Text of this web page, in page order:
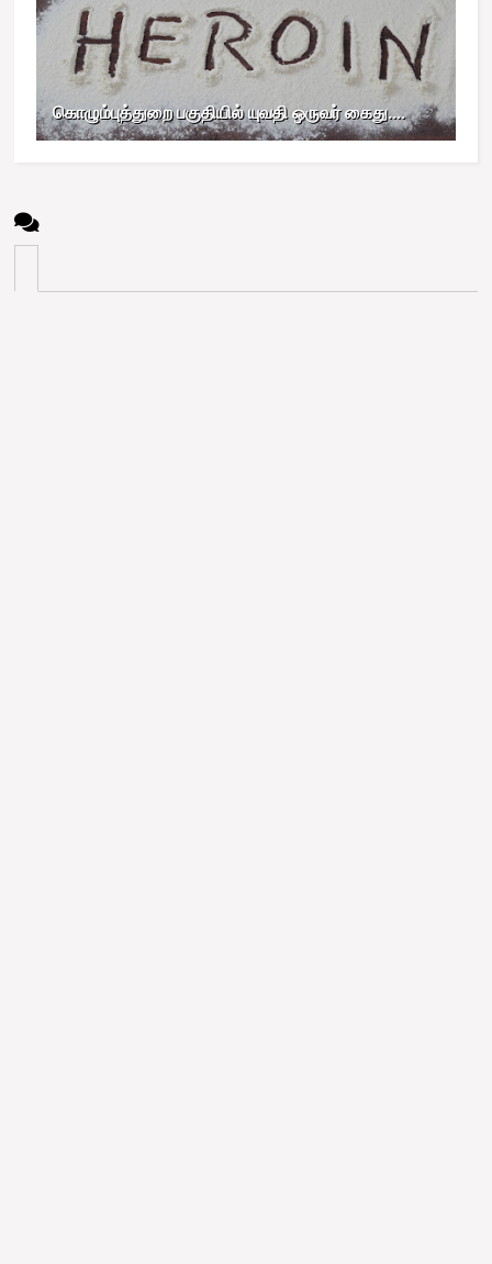
கொழும்புத்துறை பகுதியில் யுவதி ஒருவர் கைது....